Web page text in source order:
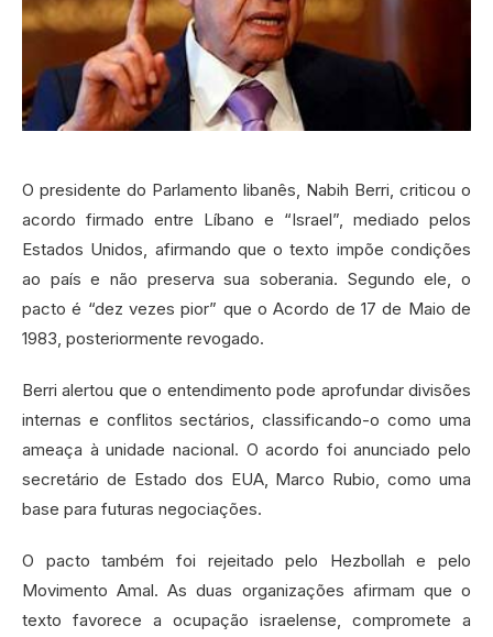
O presidente do Parlamento libanês, Nabih Berri, criticou o
acordo firmado entre Líbano e “Israel”, mediado pelos
Estados Unidos, afirmando que o texto impõe condições
ao país e não preserva sua soberania. Segundo ele, o
pacto é “dez vezes pior” que o Acordo de 17 de Maio de
1983, posteriormente revogado.
Berri alertou que o entendimento pode aprofundar divisões
internas e conflitos sectários, classificando-o como uma
ameaça à unidade nacional. O acordo foi anunciado pelo
secretário de Estado dos EUA, Marco Rubio, como uma
base para futuras negociações.
O pacto também foi rejeitado pelo Hezbollah e pelo
Movimento Amal. As duas organizações afirmam que o
texto favorece a ocupação israelense, compromete a